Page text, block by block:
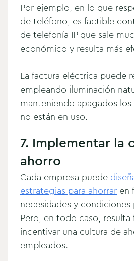
Por ejemplo, en lo que
de teléfono, es factible
de telefonía IP que sale
económico y resulta más
La factura eléctrica puede
empleando iluminación
manteniendo apagados
no están en uso.
7. Implementar la
ahorro
Cada empresa puede
estrategias para ahorrar en
necesidades y condiciones
Pero, en todo caso, resulta
incentivar una cultura de
empleados.